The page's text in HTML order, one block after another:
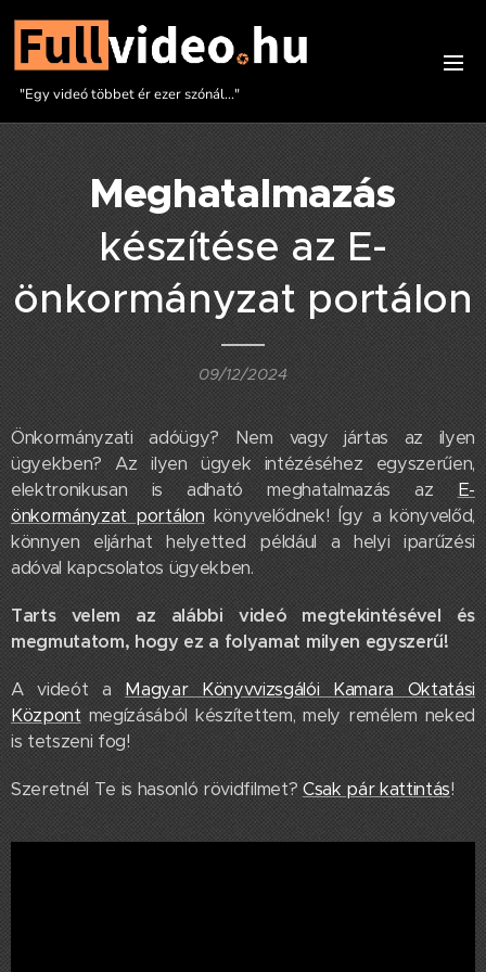
"Egy videó többet ér ezer szónál..."
Meghatalmazás
készítése az E-
önkormányzat portálon
09/12/2024
Önkormányzati adóügy? Nem vagy jártas az ilyen
ügyekben? Az ilyen ügyek intézéséhez egyszerűen,
elektronikusan is adható meghatalmazás az E-
önkormányzat portálonkönyvelődnek! Így a könyvelőd,
könnyen eljárhat helyetted például a helyi iparűzési
adóval kapcsolatos ügyekben.
Tarts velem az alábbi videó megtekintésével és
megmutatom, hogy ez a folyamat milyen egyszerű!
A videót a Magyar Könyvvizsgálói Kamara Oktatási
Központmegízásából készítettem, mely remélem neked
is tetszeni fog!
Szeretnél Te is hasonló rövidfilmet? Csak pár kattintás!